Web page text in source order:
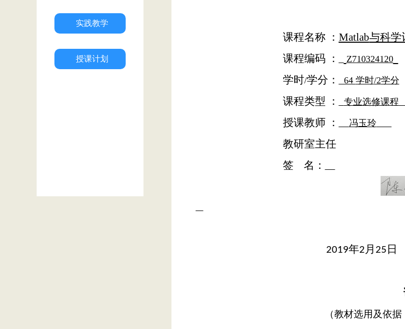
实践教学
授课计划
课程名称 ： Matlab与科学
课程编码 ：
Z710324120
学时/学分： 64 学时/2学分
课程类型 ： 专业选修课程
授课教师 ： 冯玉玲
教研室主任
签
名：
2019年2 月 25 日
（教材选用及依